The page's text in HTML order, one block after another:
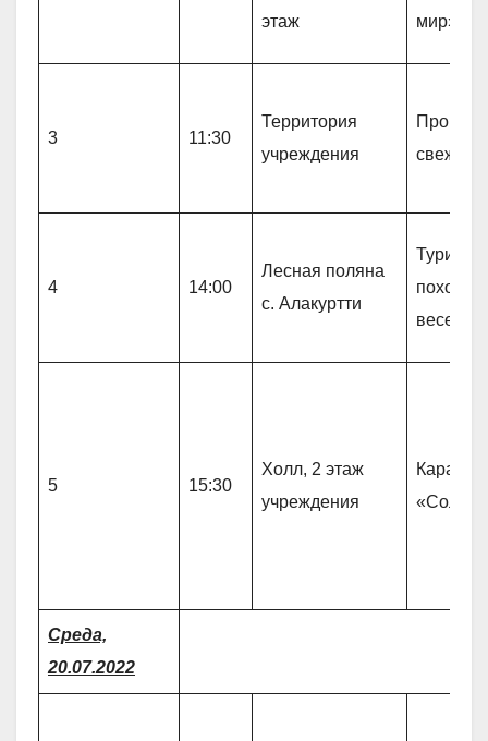
этаж мир»
3 11:30
Территория
учреждения
свежем
4 14:00
Лесная поляна
с. Алакуртти
поход
весело
5 15:30
Холл, 2 этаж
учреждения
Караоке
Среда,
20.07.2022